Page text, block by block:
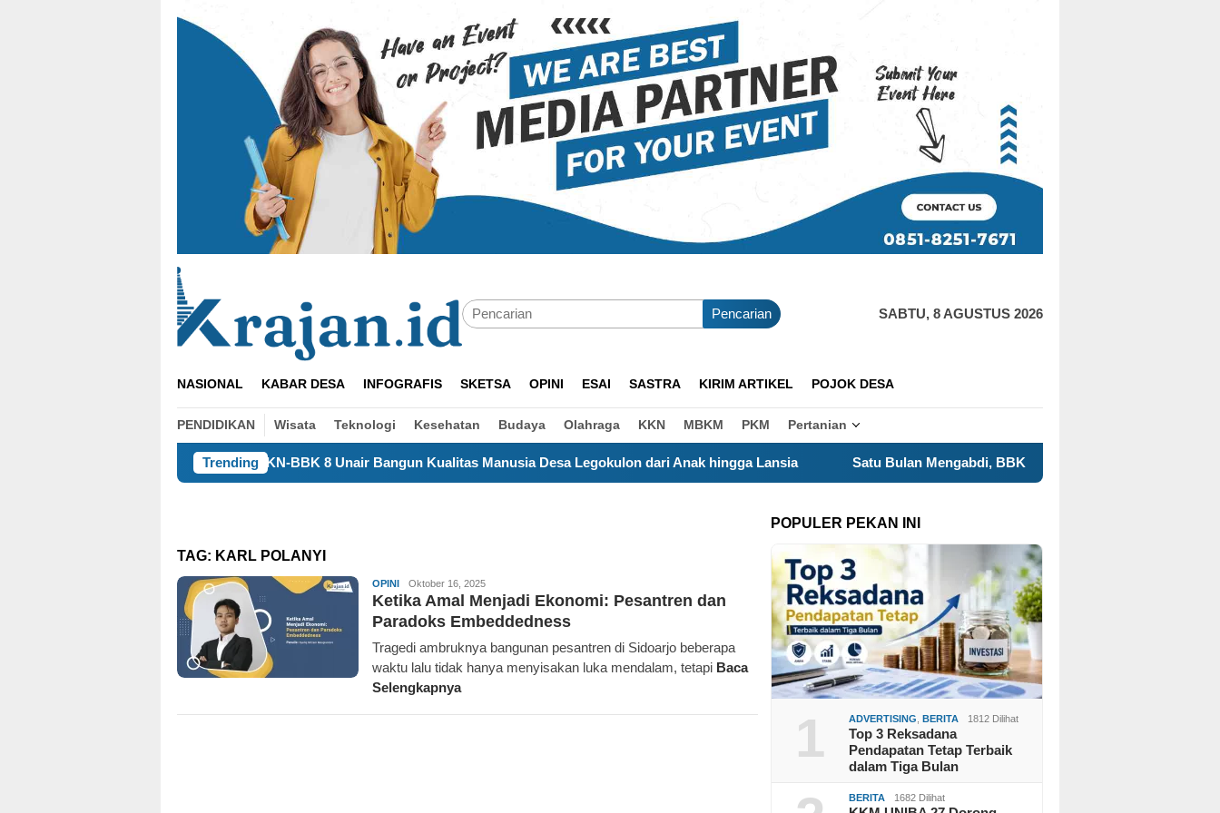
Pencarian SABTU, 8 AGUSTUS 2026
NASIONAL KABAR DESA INFOGRAFIS SKETSA OPINI ESAI SASTRA KIRIM ARTIKEL POJOK DESA
PENDIDIKAN Wisata Teknologi Kesehatan Budaya Olahraga KKN MBKM PKM Pertanian
Trending
KKN-BBK 8 Unair Bangun Kualitas Manusia Desa Legokulon dari Anak hingga Lansia Satu Bulan Mengabdi, BBK 8 UNAIR Tampilkan Capaian Program Kerja
TAG: KARL POLANYI
OPINIKrajan.id
Oktober 16, 2025
Ketika Amal Menjadi Ekonomi: Pesantren dan
Paradoks Embeddedness
Tragedi ambruknya bangunan pesantren di Sidoarjo beberapa
waktu lalu tidak hanya menyisakan luka mendalam, tetapi Baca
Selengkapnya
POPULER PEKAN INI
1 ADVERTISING ,BERITA 1812 Dilihat
Top 3 Reksadana
Pendapatan Tetap Terbaik
dalam Tiga Bulan
BERITA 1682 Dilihat